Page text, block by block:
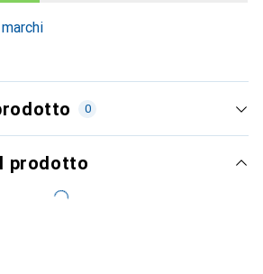
0
prodotto